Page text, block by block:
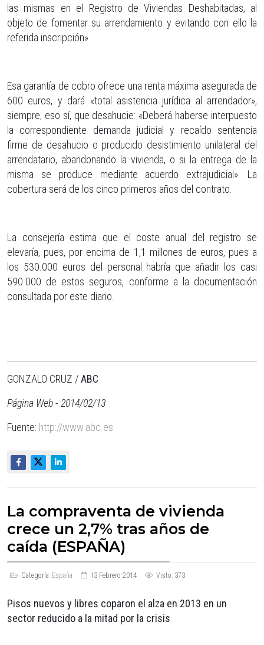
las mismas en el Registro de Viviendas Deshabitadas, al
objeto de fomentar su arrendamiento y evitando con ello la
referida inscripción».
Esa garantía de cobro ofrece una renta máxima asegurada de
600 euros, y dará «total asistencia jurídica al arrendador»,
siempre, eso sí, que desahucie: «Deberá haberse interpuesto
la correspondiente demanda judicial y recaído sentencia
firme de desahucio o producido desistimiento unilateral del
arrendatario, abandonando la vivienda, o si la entrega de la
misma se produce mediante acuerdo extrajudicial». La
cobertura será de los cinco primeros años del contrato.
La consejería estima que el coste anual del registro se
elevaría, pues, por encima de 1,1 millones de euros, pues a
los 530.000 euros del personal habría que añadir los casi
590.000 de estos seguros, conforme a la documentación
consultada por este diario.
GONZALO CRUZ /ABC
Página Web - 2014/02/13
Fuente: http://www.abc.es
La compraventa de vivienda
crece un 2,7% tras años de
caída (ESPAÑA)
Categoría: España 13 Febrero 2014 Visto: 373
Pisos nuevos y libres coparon el alza en 2013 en un
sector reducido a la mitad por la crisis